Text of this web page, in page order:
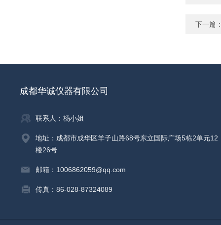
下一篇
成都华诚仪器有限公司
联系人：杨小姐
地址：成都市成华区羊子山路68号东立国际广场5栋2单元12
楼26号
邮箱：1006862059@qq.com
传真：86-028-87324089